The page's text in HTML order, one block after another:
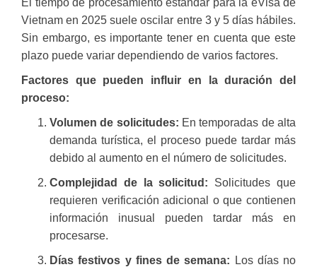
Vietnam en 2025 suele oscilar entre 3 y 5 días hábiles.
Sin embargo, es importante tener en cuenta que este
plazo puede variar dependiendo de varios factores.
Factores que pueden influir en la duración del
proceso:
Volumen de solicitudes: En temporadas de alta
demanda turística, el proceso puede tardar más
debido al aumento en el número de solicitudes.
Complejidad de la solicitud: Solicitudes que
requieren verificación adicional o que contienen
información inusual pueden tardar más en
procesarse.
Días festivos y fines de semana: Los días no